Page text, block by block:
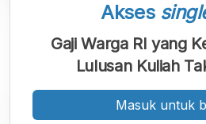
Akses
Gaji Warga RI yang
Lulusan Kuliah
Masuk untuk